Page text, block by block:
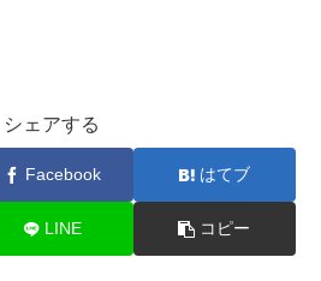
シェアする
Facebook はてブ
LINE コピー